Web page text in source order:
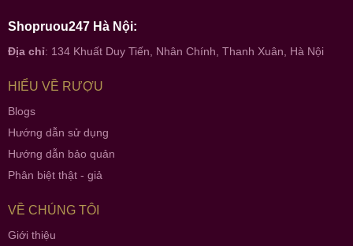
Shopruou247 Hà Nội:
Địa chỉ: 134 Khuất Duy Tiến, Nhân Chính, Thanh Xuân, Hà Nội
HIỂU VỀ RƯỢU
Blogs
Hướng dẫn sử dụng
Hướng dẫn bảo quản
Phân biệt thật - giả
VỀ CHÚNG TÔI
Giới thiệu